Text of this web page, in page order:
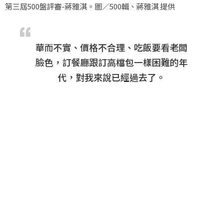
第三屆500盤評審-蔣雅淇。圖／500輯、蔣雅淇 提供
華而不實、價格不合理、吃飯要看老闆
臉色，訂餐廳跟訂高檔包一樣困難的年
代，對我來說已經過去了。